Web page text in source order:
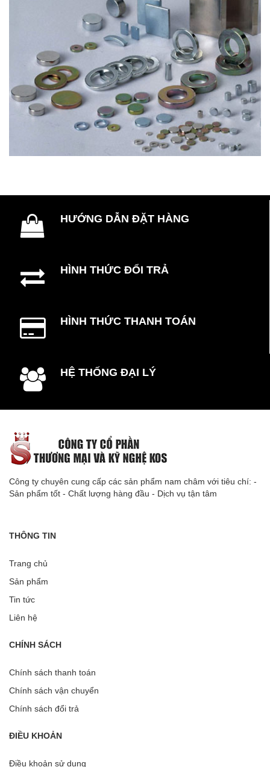
HƯỚNG DẪN ĐẶT HÀNG
HÌNH THỨC ĐỔI TRẢ
HÌNH THỨC THANH TOÁN
HỆ THỐNG ĐẠI LÝ
Công ty chuyên cung cấp các sản phẩm nam châm với tiêu chí: -
Sản phẩm tốt - Chất lượng hàng đầu - Dịch vụ tận tâm
THÔNG TIN
Trang chủ
Sản phẩm
Tin tức
Liên hệ
CHÍNH SÁCH
Chính sách thanh toán
Chính sách vận chuyển
Chính sách đổi trả
ĐIỀU KHOẢN
Điều khoản sử dụng